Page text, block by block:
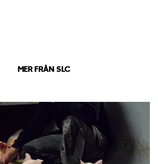
MER FRÅN SLC